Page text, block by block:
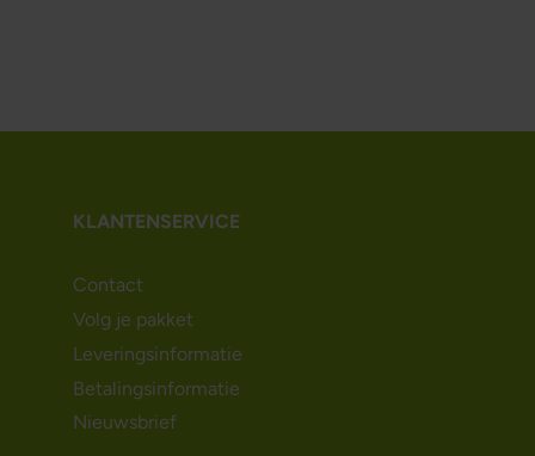
KLANTENSERVICE
Contact
Volg je pakket
Leveringsinformatie
Betalingsinformatie
Nieuwsbrief